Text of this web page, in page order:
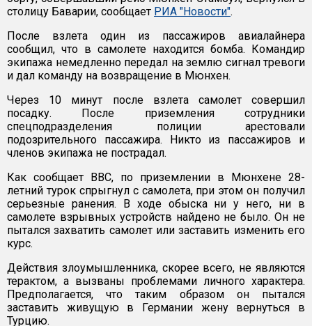
столицу Баварии, сообщает РИА "Новости".
После взлета один из пассажиров авиалайнера
сообщил, что в самолете находится бомба. Командир
экипажа немедленно передал на землю сигнал тревоги
и дал команду на возвращение в Мюнхен.
Через 10 минут после взлета самолет совершил
посадку. После приземления сотрудники
спецподразделения полиции арестовали
подозрительного пассажира. Никто из пассажиров и
членов экипажа не пострадал.
Как сообщает ВВС, по приземлении в Мюнхене 28-
летний турок спрыгнул с самолета, при этом он получил
серьезные ранения. В ходе обыска ни у него, ни в
самолете взрывных устройств найдено не было. Он не
пытался захватить самолет или заставить изменить его
курс.
Действия злоумышленника, скорее всего, не являются
терактом, а вызваны проблемами личного характера.
Предполагается, что таким образом он пытался
заставить живущую в Германии жену вернуться в
Турцию.